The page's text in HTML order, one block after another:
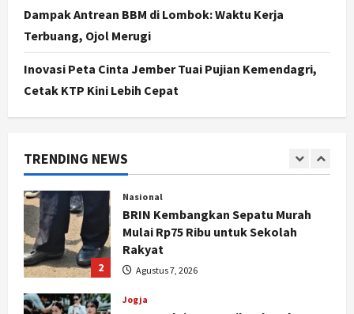
Dampak Antrean BBM di Lombok: Waktu Kerja
Terbuang, Ojol Merugi
Inovasi Peta Cinta Jember Tuai Pujian Kemendagri,
Cetak KTP Kini Lebih Cepat
TRENDING NEWS
Karwito Komitmen Perbaikan Jalan
Desa Sidomukti dengan Cor Beton
Bertahap
Agustus 6, 2026
1
Politik
2
Nasional
BRIN Kembangkan Sepatu Murah
Mulai Rp75 Ribu untuk Sekolah
Rakyat
Agustus 7, 2026
Jogja